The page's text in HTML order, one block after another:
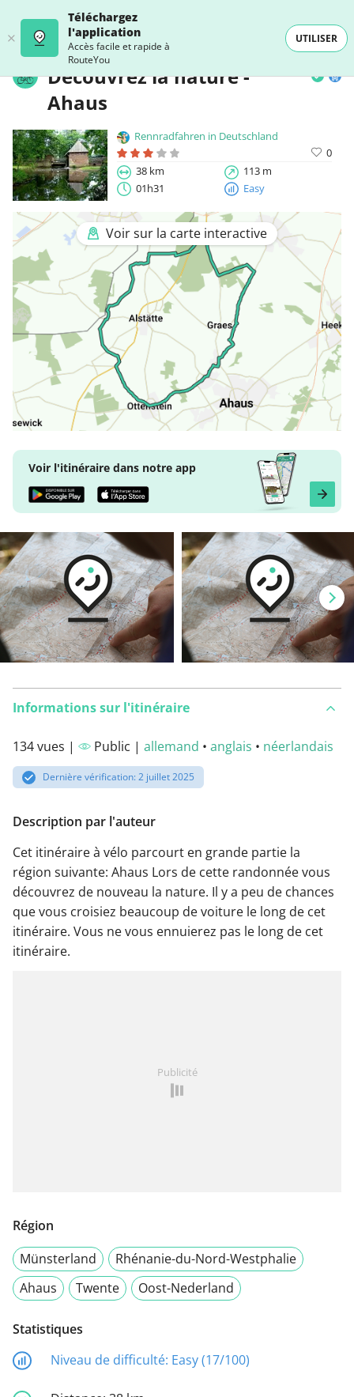
Téléchargez
l'application
Accès facile et rapide à
RouteYou
UTILISER
Découvrez la nature -
Ahaus
Rennradfahren in Deutschland
0
38 km
113 m
01h31
Easy
Voir sur la carte interactive
Voir l'itinéraire dans notre app
Informations sur l'itinéraire
134 vues | Public | allemand • anglais • néerlandais
Dernière vérification: 2 juillet 2025
Description par l'auteur
Cet itinéraire à vélo parcourt en grande partie la
région suivante: Ahaus Lors de cette randonnée vous
découvrez de nouveau la nature. Il y a peu de chances
que vous croisiez beaucoup de voiture le long de cet
itinéraire. Vous ne vous ennuierez pas le long de cet
itinéraire.
Publicité
Région
Münsterland
Rhénanie-du-Nord-Westphalie
Ahaus
Twente Oost-Nederland
Statistiques
Niveau de difficulté: Easy (17/100)